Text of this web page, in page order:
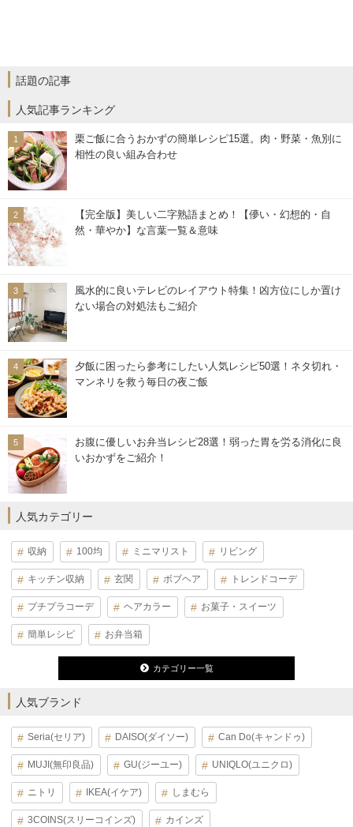
話題の記事
人気記事ランキング
栗ご飯に合うおかずの簡単レシピ15選。肉・野菜・魚別に
相性の良い組み合わせ
【完全版】美しい二字熟語まとめ！【儚い・幻想的・自
然・華やか】な言葉一覧＆意味
風水的に良いテレビのレイアウト特集！凶方位にしか置け
ない場合の対処法もご紹介
夕飯に困ったら参考にしたい人気レシピ50選！ネタ切れ・
マンネリを救う毎日の夜ご飯
お腹に優しいお弁当レシピ28選！弱った胃を労る消化に良
いおかずをご紹介！
人気カテゴリー
収納 100均 ミニマリスト リビング
キッチン収納 玄関 ボブヘア トレンドコーデ
プチプラコーデ ヘアカラー お菓子・スイーツ
簡単レシピ お弁当箱
カテゴリー一覧
人気ブランド
Seria(セリア) DAISO(ダイソー) Can Do(キャンドゥ)
MUJI(無印良品) GU(ジーユー) UNIQLO(ユニクロ)
ニトリ IKEA(イケア) しまむら
3COINS(スリーコインズ) カインズ